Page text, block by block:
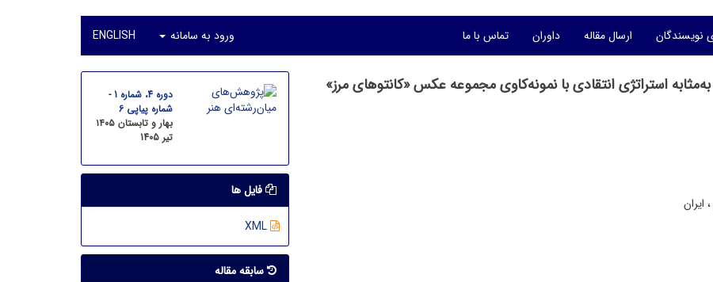
نویسندگان ارسال مقاله داوران تماس با ما ورود به سامانه ENGLISH
استراتژی انتقادی با نمونه‌کاوی مجموعه عکس «کانتوهای مرز»
ایران
دوره 4، شماره 1 -
شماره پیاپی 6
بهار و تابستان ۱۴۰۵
تیر 1405
فایل ها
XML
سابقه مقاله